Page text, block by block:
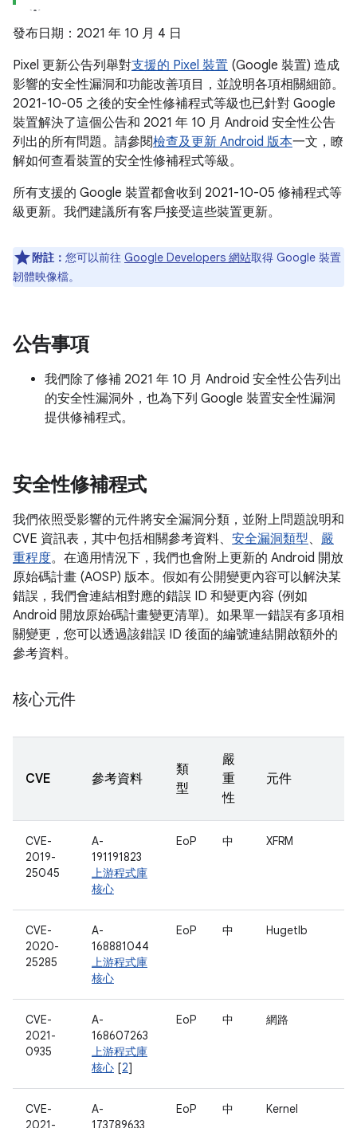
發布日期：2021 年 10 月 4 日
Pixel 更新公告列舉對支援的 Pixel 裝置 (Google 裝置) 造成
影響的安全性漏洞和功能改善項目，並說明各項相關細節。
2021-10-05 之後的安全性修補程式等級也已針對 Google
裝置解決了這個公告和 2021 年 10 月 Android 安全性公告
列出的所有問題。請參閱檢查及更新 Android 版本一文，瞭
解如何查看裝置的安全性修補程式等級。
所有支援的 Google 裝置都會收到 2021-10-05 修補程式等
級更新。我們建議所有客戶接受這些裝置更新。
附註： 您可以前往 Google Developers 網站取得 Google 裝置
韌體映像檔。
公告事項
我們除了修補 2021 年 10 月 Android 安全性公告列出
的安全性漏洞外，也為下列 Google 裝置安全性漏洞
提供修補程式。
安全性修補程式
我們依照受影響的元件將安全漏洞分類，並附上問題說明和
CVE 資訊表，其中包括相關參考資料、 安全漏洞類型、 嚴
重程度。在適用情況下，我們也會附上更新的 Android 開放
原始碼計畫 (AOSP) 版本。假如有公開變更內容可以解決某
錯誤，我們會連結相對應的錯誤 ID 和變更內容 (例如
Android 開放原始碼計畫變更清單)。如果單一錯誤有多項相
關變更，您可以透過該錯誤 ID 後面的編號連結開啟額外的
參考資料。
核心元件
CVE 參考資料
類
型
嚴
重
性
元件
CVE-
2019-
25045
A-
191191823
上游程式庫
核心
EoP 中 XFRM
CVE-
2020-
25285
A-
168881044
上游程式庫
核心
EoP 中 Hugetlb
CVE-
2021-
0935
A-
168607263
上游程式庫
核心 [2]
EoP 中 網路
CVE-
2021-
A-
173789633
EoP 中 Kernel